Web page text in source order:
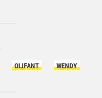
OLIFANT WENDY